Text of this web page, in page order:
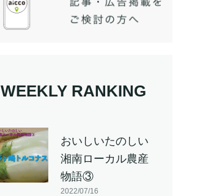
WEEKLY RANKING
おいしいたのしい
湘南ローカル農産
物語③
2022/07/16